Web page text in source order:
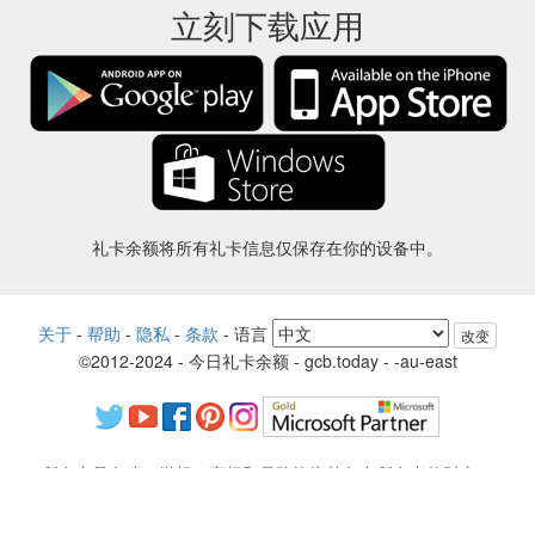
立刻下载应用
礼卡余额将所有礼卡信息仅保存在你的设备中。
关于 - 帮助 - 隐私 - 条款 - 语言 改变
©2012-2024 - 今日礼卡余额 - gcb.today - -au-east
所有产品名称、徽标、商标和品牌均为其各自所有者的财产。